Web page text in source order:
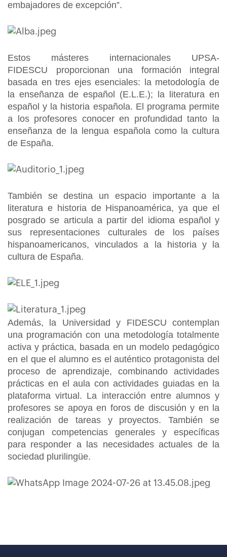
embajadores de excepción”.
Estos másteres internacionales UPSA-
FIDESCU proporcionan una formación integral
basada en tres ejes esenciales: la metodología de
la enseñanza de español (E.L.E.); la literatura en
español y la historia española. El programa permite
a los profesores conocer en profundidad tanto la
enseñanza de la lengua española como la cultura
de España.
También se destina un espacio importante a la
literatura e historia de Hispanoamérica, ya que el
posgrado se articula a partir del idioma español y
sus representaciones culturales de los países
hispanoamericanos, vinculados a la historia y la
cultura de España.
Además, la Universidad y FIDESCU contemplan
una programación con una metodología totalmente
activa y práctica, basada en un modelo pedagógico
en el que el alumno es el auténtico protagonista del
proceso de aprendizaje, combinando actividades
prácticas en el aula con actividades guiadas en la
plataforma virtual. La interacción entre alumnos y
profesores se apoya en foros de discusión y en la
realización de tareas y proyectos. También se
conjugan competencias generales y específicas
para responder a las necesidades actuales de la
sociedad plurilingüe.